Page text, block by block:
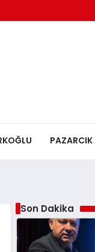
PAZARCIK
Son Dakika